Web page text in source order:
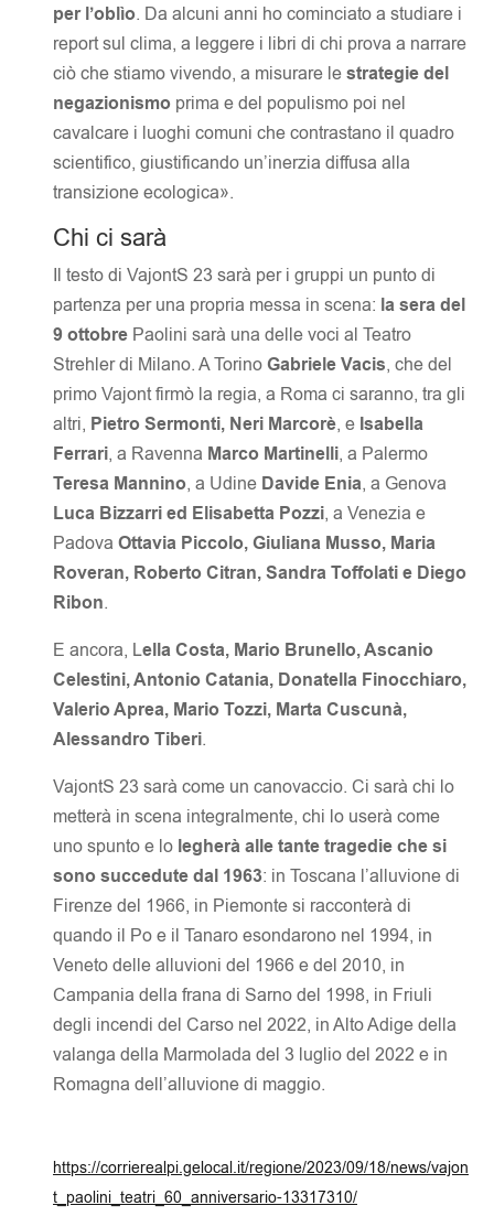
per l’oblìo. Da alcuni anni ho cominciato a studiare i
report sul clima, a leggere i libri di chi prova a narrare
ciò che stiamo vivendo, a misurare lestrategie del
negazionismo prima e del populismo poi nel
cavalcare i luoghi comuni che contrastano il quadro
scientifico, giustificando un’inerzia diffusa alla
transizione ecologica».
Chi ci sarà
Il testo di VajontS 23 sarà per i gruppi un punto di
partenza per una propria messa in scena: la sera del
9 ottobre Paolini sarà una delle voci al Teatro
Strehler di Milano. A TorinoGabriele Vacis, che del
primo Vajont firmò la regia, a Roma ci saranno, tra gli
altri, Pietro Sermonti, Neri Marcorè, e Isabella
Ferrari, a Ravenna Marco Martinelli, a Palermo
Teresa Mannino, a Udine Davide Enia, a Genova
Luca Bizzarri ed Elisabetta Pozzi, a Venezia e
Padova Ottavia Piccolo, Giuliana Musso, Maria
Roveran, Roberto Citran, Sandra Toffolati e Diego
Ribon.
E ancora, Lella Costa, Mario Brunello, Ascanio
Celestini, Antonio Catania, Donatella Finocchiaro,
Valerio Aprea, Mario Tozzi, Marta Cuscunà,
Alessandro Tiberi.
VajontS 23 sarà come un canovaccio. Ci sarà chi lo
metterà in scena integralmente, chi lo userà come
uno spunto e lo legherà alle tante tragedie che si
sono succedute dal 1963: in Toscana l’alluvione di
Firenze del 1966, in Piemonte si racconterà di
quando il Po e il Tanaro esondarono nel 1994, in
Veneto delle alluvioni del 1966 e del 2010, in
Campania della frana di Sarno del 1998, in Friuli
degli incendi del Carso nel 2022, in Alto Adige della
valanga della Marmolada del 3 luglio del 2022 e in
Romagna dell’alluvione di maggio.
https://corrierealpi.gelocal.it/regione/2023/09/18/news/vajon
t_paolini_teatri_60_anniversario-13317310/